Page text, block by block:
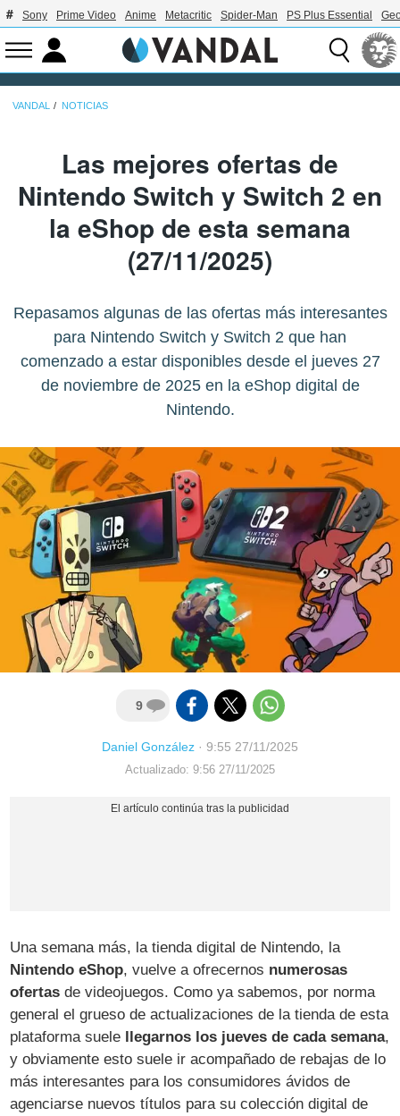
Sony Prime Video Anime Metacritic Spider-Man PS Plus Essential
VANDAL NOTICIAS
Las mejores ofertas de
Nintendo Switch y Switch 2 en
la eShop de esta semana
(27/11/2025)
Repasamos algunas de las ofertas más interesantes
para Nintendo Switch y Switch 2 que han
comenzado a estar disponibles desde el jueves 27
de noviembre de 2025 en la eShop digital de
Nintendo.
9
Daniel González · 9:55 27/11/2025
Actualizado: 9:56 27/11/2025
Una semana más, la tienda digital de Nintendo, la
Nintendo eShop, vuelve a ofrecernos numerosas
ofertas de videojuegos. Como ya sabemos, por norma
general el grueso de actualizaciones de la tienda de esta
plataforma suele llegarnos los jueves de cada semana,
y obviamente esto suele ir acompañado de rebajas de lo
más interesantes para los consumidores ávidos de
agenciarse nuevos títulos para su colección digital de